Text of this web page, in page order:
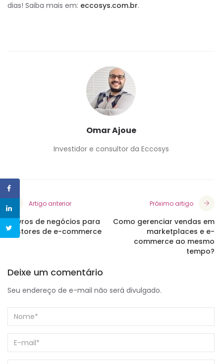
dias! Saiba mais em: eccosys.com.br.
Omar Ajoue
Investidor e consultor da Eccosys
Artigo anterior
7 livros de negócios para
gestores de e-commerce
Próximo artigo
Como gerenciar vendas em
marketplaces e e-
commerce ao mesmo
tempo?
Deixe um comentário
Seu endereço de e-mail não será divulgado.